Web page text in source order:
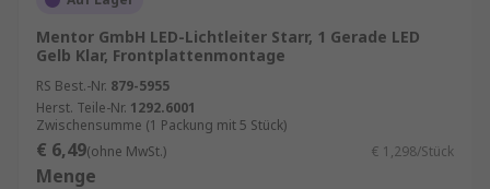
Mentor GmbH LED-Lichtleiter Starr, 1 Gerade LED
Gelb Klar, Frontplattenmontage
RS Best.-Nr. 879-5955
Herst. Teile-Nr. 1292.6001
Zwischensumme (1 Packung mit 5 Stück)
€ 6,49(ohne MwSt.) € 1,298/Stück
Menge